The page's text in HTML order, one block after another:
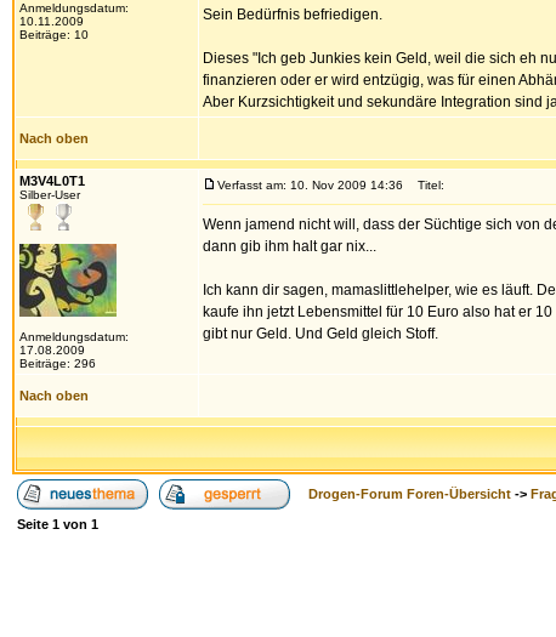
Anmeldungsdatum:
10.11.2009
Beiträge: 10
Sein Bedürfnis befriedigen.
Dieses "Ich geb Junkies kein Geld, weil die sich eh
finanzieren oder er wird entzügig, was für einen
Aber Kurzsichtigkeit und sekundäre Integration sind
Nach oben
M3V4L0T1
Silber-User
Anmeldungsdatum:
17.08.2009
Beiträge: 296
Verfasst am: 10. Nov 2009 14:36 Titel:
Wenn jamend nicht will, dass der Süchtige sich von
dann gib ihm halt gar nix...
Ich kann dir sagen, mamaslittlehelper, wie es läuft.
kaufe ihn jetzt Lebensmittel für 10 Euro also hat er
gibt nur Geld. Und Geld gleich Stoff.
Nach oben
Drogen-Forum Foren-Übersicht ->
Seite 1 von 1